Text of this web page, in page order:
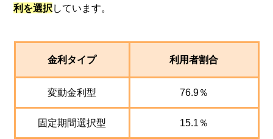
利を選択 しています。
金利タイプ 利用者割合
変動金利型 76.9％
固定期間選択型 15.1％